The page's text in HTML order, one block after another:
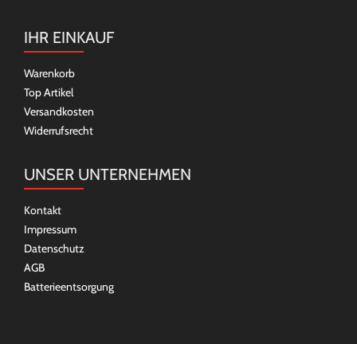
IHR EINKAUF
Warenkorb
Top Artikel
Versandkosten
Widerrufsrecht
UNSER UNTERNEHMEN
Kontakt
Impressum
Datenschutz
AGB
Batterieentsorgung